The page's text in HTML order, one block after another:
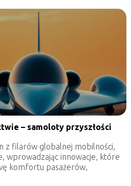
– samoloty przyszłości
z filarów globalnej mobilności,
wprowadzając innowacje, które
komfortu pasażerów,